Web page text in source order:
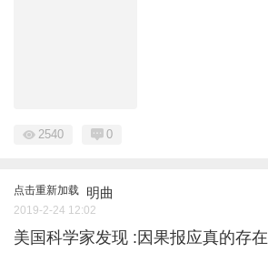
2540 0
点击重新加载 明曲
2019-2-24 12:02
美国科学家发现 :因果报应真的存在